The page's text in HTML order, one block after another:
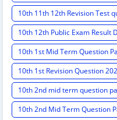
10th 11th 12th Revision Test
10th 12th Public Exam Result
10th 1st Mid Term Question
10th 1st Revision Question
10th 2nd mid term question
10th 2nd Mid Term Question